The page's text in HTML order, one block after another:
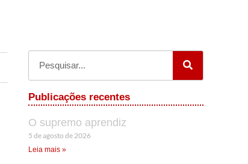
Publicações recentes
O supremo aprendiz
5 de agosto de 2026
Leia mais »